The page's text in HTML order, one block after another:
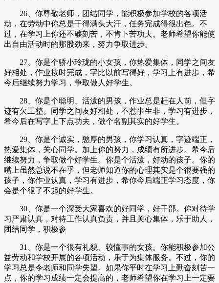
26、你尊敬老师，团结同学，能积极参加学校的各项活
动，在劳动中你总是干得满头大汗，任务完成得很出色。不
过，在学习上你还不够刻苦，不肯下苦功夫。老师希望你能使
出自由活动时的那股劲来，努力争取进步。
27、你是个骄小玲珑的小女孩，你热爱集体，同学之间友
好相处，作业按时完成，字比以前写得好，学习上有进步，希
今后继续努力学习，争取做人好学生。
28、你是个聪明、活泼的男孩，作业总是赶在人前，但字
迹有欠工整。同学之间友好相处，不惹事生非，学习有进步，
希今后在写字上下点功夫，做个名副其实的好学生。
29、你是个诚实，憨厚的男孩，你学习认真，字迹端正，
热爱集体，关心同学。加上你的努力，成绩有所进步。希今后
继续努力，争取做个好学生。你是个活泼，好动的孩子。你的
嘴上虽然总说不在乎，但老师知道你的心理其实是个很要强的
孩子，你作业认真，学习有进步，希你今后端正学习态度，你
会是个很了不起的好学生。
30、你是一个深受大家喜欢的好同学，好干部。你对待学
习严肃认真，对待工作认真负责，并且关心集体，乐于助人，
团结同学，积极参
31、你是一个很有礼貌、较懂事的女孩。你能积极参加公
益劳动和学校开展的各项活动，乐于为集体服务。不过，你的
学习总是令老师和同学失望。如果你平时在学习上勤奋刻苦一
点，你的学习成绩一定会提高的，老师希望你在学习上一定要